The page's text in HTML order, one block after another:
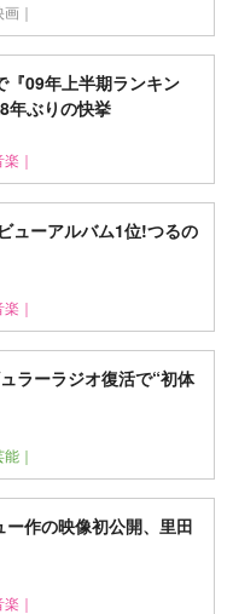
画｜
『09年上半期ランキン
年ぶりの快挙
楽｜
ューアルバム1位!つるの
楽｜
ラーラジオ復活で“初体
能｜
作の映像初公開、里田
楽｜